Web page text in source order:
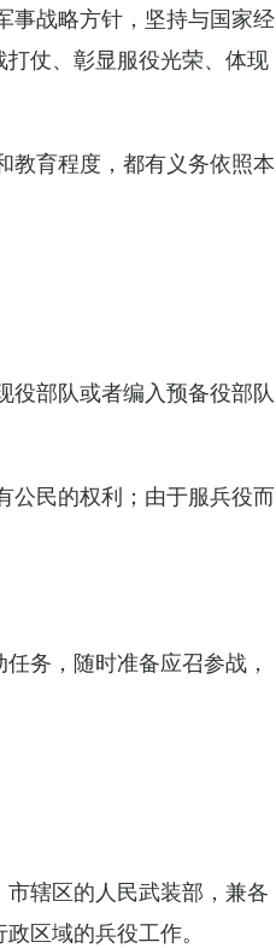
事战略方针，坚持与国家经
仗、彰显服役光荣、体现
教育程度，都有义务依照本
役部队或者编入预备役部队
公民的权利；由于服兵役而
务，随时准备应召参战，
辖区的人民武装部，兼各
区域的兵役工作。